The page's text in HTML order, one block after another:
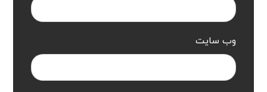
وب‌ سایت